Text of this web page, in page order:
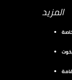
المزيد